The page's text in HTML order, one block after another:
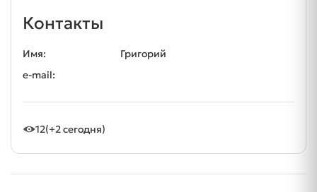
Контакты
Имя:
Григорий
e-mail:
12(+2 сегодня)